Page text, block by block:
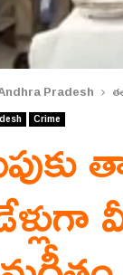
Pradesh
Crime